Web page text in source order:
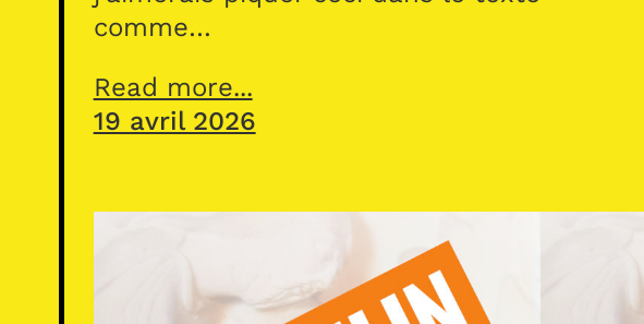
comme…
Read more...
19 avril 2026